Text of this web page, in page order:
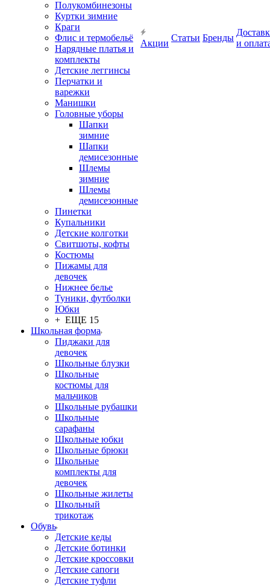
Полукомбинезоны
Куртки зимние
Краги
Флис и термобельё
Нарядные платья и
комплекты
Детские леггинсы
Перчатки и
варежки
Манишки
Головные уборы
Шапки
зимние
Шапки
демисезонные
Шлемы
зимние
Шлемы
демисезонные
Пинетки
Купальники
Детские колготки
Свитшоты, кофты
Костюмы
Пижамы для
девочек
Нижнее белье
Туники, футболки
Юбки
+ ЕЩЕ 15
Школьная форма
Пиджаки для
девочек
Школьные блузки
Школьные
костюмы для
мальчиков
Школьные рубашки
Школьные
сарафаны
Школьные юбки
Школьные брюки
Школьные
комплекты для
девочек
Школьные жилеты
Школьный
трикотаж
Обувь
Детские кеды
Детские ботинки
Детские кроссовки
Детские сапоги
Детские туфли
Акции
Статьи Бренды
и